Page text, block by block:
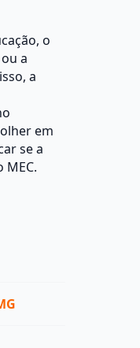
o
a
a
em
se a